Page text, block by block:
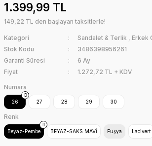
1.399,99 TL
149,22 TL den başlayan taksitlerle!
Kategori Sandalet & Terlik , Erkek
Stok Kodu
3486398956261
Garanti Süresi
6 Ay
Fiyat
1.272,72 TL + KDV
Numara
26 27 28 29 30
Renk
Beyaz-Pembe BEYAZ-SAKS MAVİ Fuşya Lacivert